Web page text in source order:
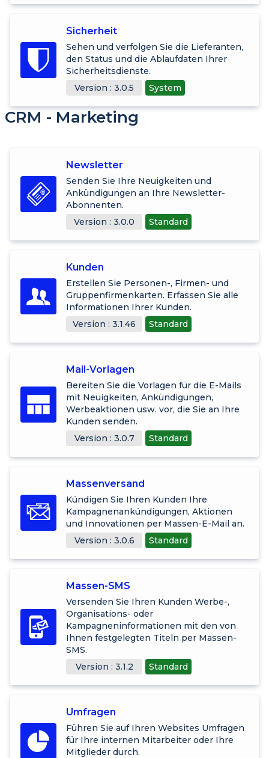
Sicherheit
Sehen und verfolgen Sie die Lieferanten,
den Status und die Ablaufdaten Ihrer
Sicherheitsdienste.
Version : 3.0.5
System
CRM - Marketing
Newsletter
Senden Sie Ihre Neuigkeiten und
Ankündigungen an Ihre Newsletter-
Abonnenten.
Version : 3.0.0
Standard
Kunden
Erstellen Sie Personen-, Firmen- und
Gruppenfirmenkarten. Erfassen Sie alle
Informationen Ihrer Kunden.
Version : 3.1.46
Standard
Mail-Vorlagen
Bereiten Sie die Vorlagen für die E-Mails
mit Neuigkeiten, Ankündigungen,
Werbeaktionen usw. vor, die Sie an Ihre
Kunden senden.
Version : 3.0.7
Standard
Massenversand
Kündigen Sie Ihren Kunden Ihre
Kampagnenankündigungen, Aktionen
und Innovationen per Massen-E-Mail an.
Version : 3.0.6
Standard
Massen-SMS
Versenden Sie Ihren Kunden Werbe-,
Organisations- oder
Kampagneninformationen mit den von
Ihnen festgelegten Titeln per Massen-
SMS.
Version : 3.1.2
Standard
Umfragen
Führen Sie auf Ihren Websites Umfragen
für Ihre internen Mitarbeiter oder Ihre
Mitglieder durch.